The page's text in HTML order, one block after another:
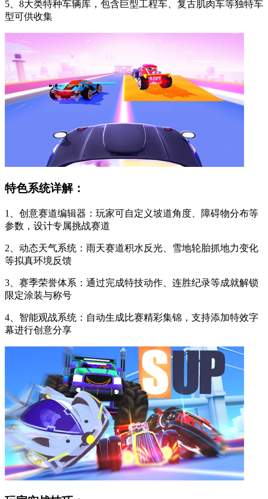
5、8大类特种车辆库，包含巨型工程车、复古肌肉车等独特车
型可供收集
特色系统详解：
1、创意赛道编辑器：玩家可自定义坡道角度、障碍物分布等
参数，设计专属挑战赛道
2、动态天气系统：雨天赛道积水反光、雪地轮胎抓地力变化
等拟真环境反馈
3、赛季荣誉体系：通过完成特技动作、连胜纪录等成就解锁
限定涂装与称号
4、智能观战系统：自动生成比赛精彩集锦，支持添加特效字
幕进行创意分享